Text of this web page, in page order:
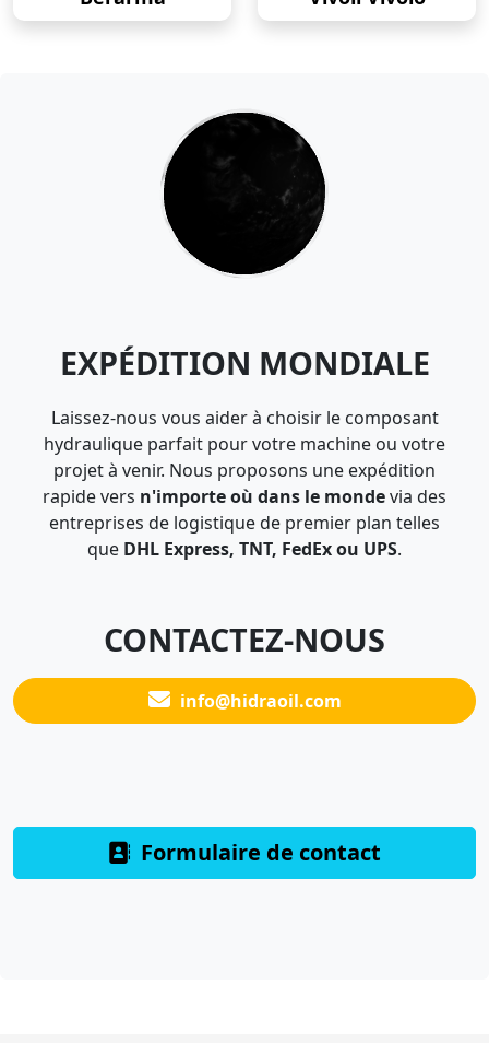
EXPÉDITION MONDIALE
Laissez-nous vous aider à choisir le composant
hydraulique parfait pour votre machine ou votre
projet à venir. Nous proposons une expédition
rapide vers n'importe où dans le mondevia des
entreprises de logistique de premier plan telles
que DHL Express, TNT, FedEx ou UPS.
CONTACTEZ-NOUS
info@hidraoil.com
Formulaire de contact